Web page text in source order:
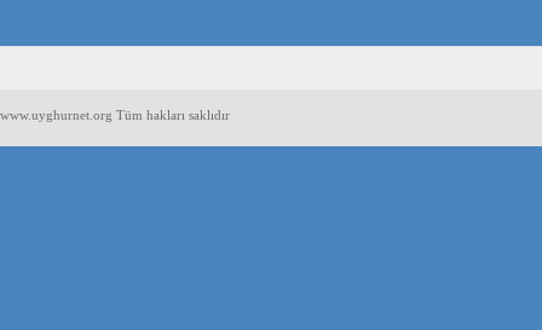
www.uyghurnet.org Tüm hakları saklıdır